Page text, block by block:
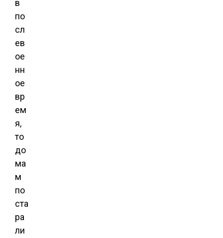
в
по
сл
ев
ое
нн
ое
вр
ем
я,
то
до
ма
м
по
ста
ра
ли